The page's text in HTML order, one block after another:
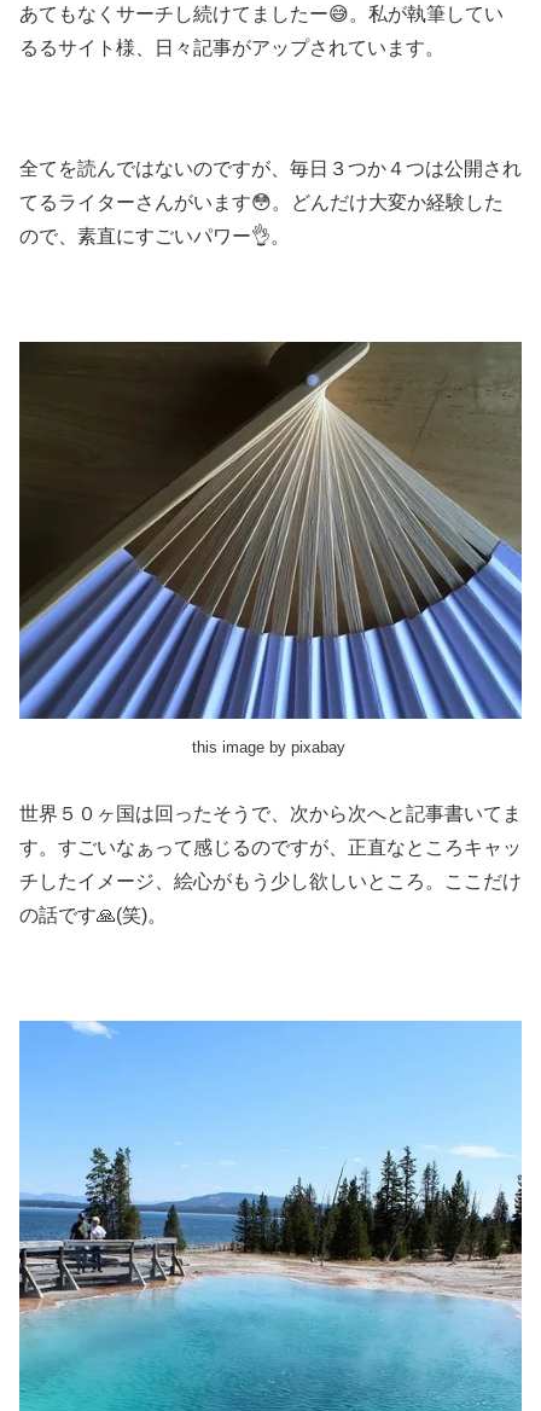
あてもなくサーチし続けてましたー😅。私が執筆してい
るるサイト様、日々記事がアップされています。
全てを読んではないのですが、毎日３つか４つは公開され
てるライターさんがいます😳。どんだけ大変か経験した
ので、素直にすごいパワー👌。
this image by pixabay
世界５０ヶ国は回ったそうで、次から次へと記事書いてま
す。すごいなぁって感じるのですが、正直なところキャッ
チしたイメージ、絵心がもう少し欲しいところ。ここだけ
の話です🙏(笑)。